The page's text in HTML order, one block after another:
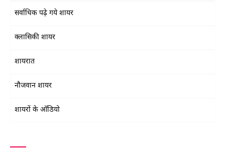
सर्वाधिक पढ़े गये शायर
क्लासिकी शायर
शायरात
नौजवान शायर
शायरों के ऑडियो